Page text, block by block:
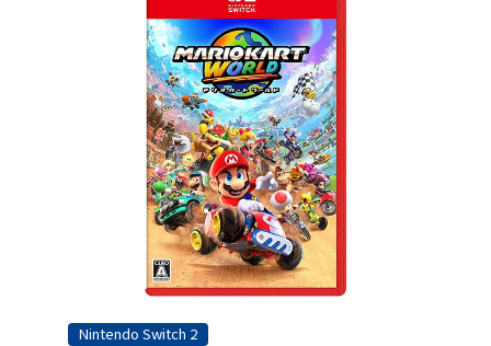
Nintendo Switch 2